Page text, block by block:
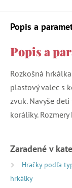
Popis a
Popis a
Rozkošná
plastový valec s
zvuk. Navyše
koráliky.
Zaradené v
Hračky podľa
hrkálky